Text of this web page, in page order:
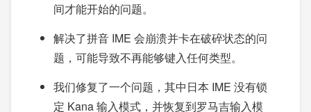
间才能开始的问题。
解决了拼音 IME 会崩溃并卡在破碎状态的问
题，可能导致不再能够键入任何类型。
我们修复了一个问题，其中日本 IME 没有锁
定 Kana 输入模式，并恢复到罗马吉输入模